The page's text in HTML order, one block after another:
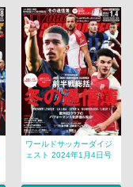
ワールドサッカーダイジ
ェスト 2024年1月4日号